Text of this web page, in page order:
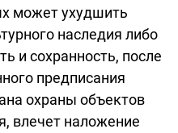
может ухудшить
наследия либо
и сохранность, после
предписания
охраны объектов
влечет наложение